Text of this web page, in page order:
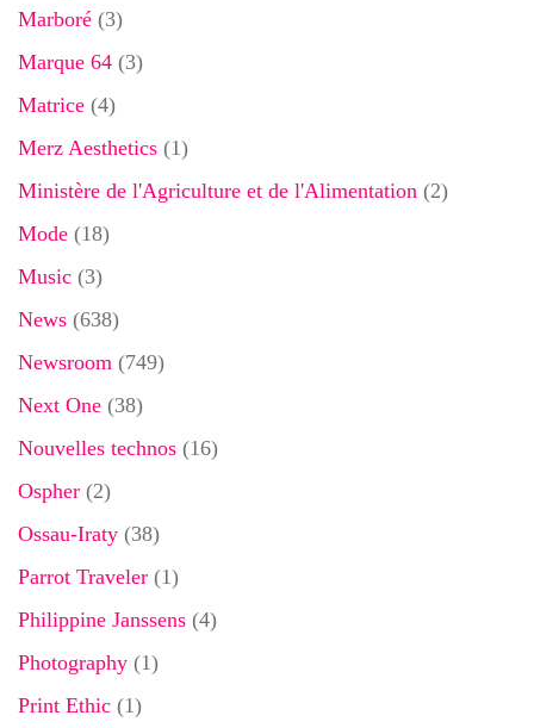
Marboré (3)
Marque 64 (3)
Matrice (4)
Merz Aesthetics (1)
Ministère de l'Agriculture et de l'Alimentation (2)
Mode (18)
Music (3)
News (638)
Newsroom (749)
Next One (38)
Nouvelles technos (16)
Ospher (2)
Ossau-Iraty (38)
Parrot Traveler (1)
Philippine Janssens (4)
Photography (1)
Print Ethic (1)